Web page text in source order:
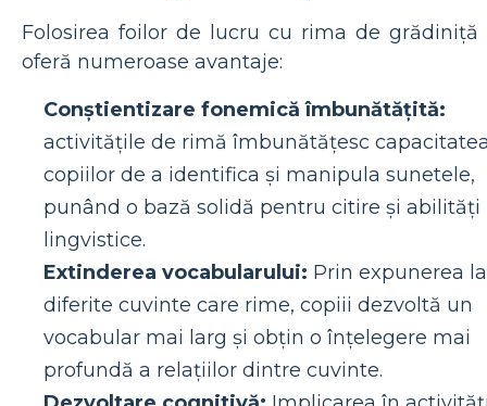
Folosirea foilor de lucru cu rima de grădiniță
oferă numeroase avantaje:
Conștientizare fonemică îmbunătățită:
activitățile de rimă îmbunătățesc
copiilor de a identifica și manipula sunetele,
punând o bază solidă pentru citire și abilități
lingvistice.
Extinderea vocabularului: Prin expunerea la
diferite cuvinte care rime, copiii dezvoltă un
vocabular mai larg și obțin o înțelegere mai
profundă a relațiilor dintre cuvinte.